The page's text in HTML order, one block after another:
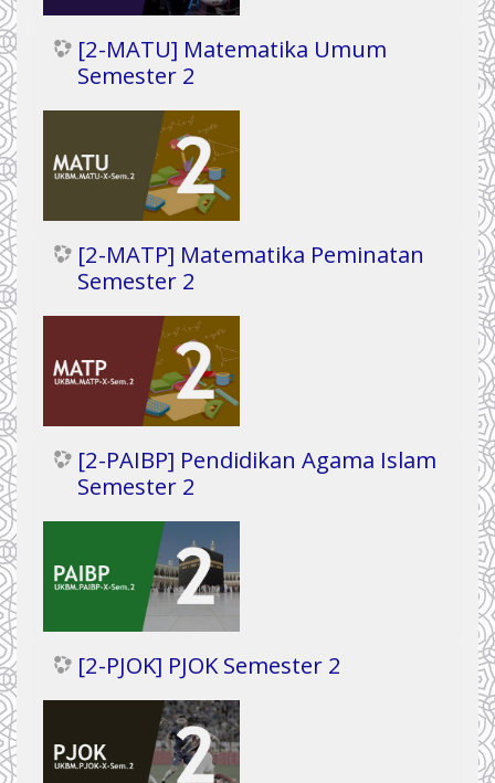
[2-MATU] Matematika Umum
Semester 2
[2-MATP] Matematika Peminatan
Semester 2
[2-PAIBP] Pendidikan Agama Islam
Semester 2
[2-PJOK] PJOK Semester 2